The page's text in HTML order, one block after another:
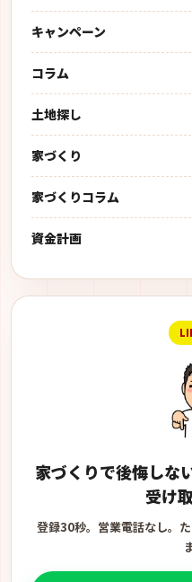
キャンペーン
コラム
土地探し
家づくり
家づくりコラム
資金計画
家づくりで後悔しな
受け
登録30秒。営業電話なし。